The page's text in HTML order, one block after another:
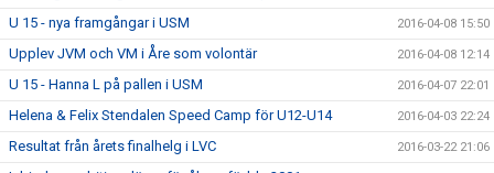
U 15 - nya framgångar i USM 2016-04-08 15:50
Upplev JVM och VM i Åre som volontär 2016-04-08 12:14
U 15 - Hanna L på pallen i USM 2016-04-07 22:01
Helena & Felix Stendalen Speed Camp för U12-U14 2016-04-03 22:24
Resultat från årets finalhelg i LVC 2016-03-22 21:06